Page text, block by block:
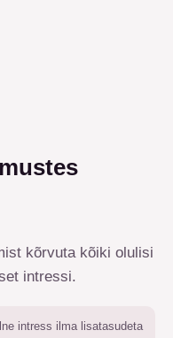
kõrvuta kõiki olulisi
intressi.
intress ilma lisatasudeta